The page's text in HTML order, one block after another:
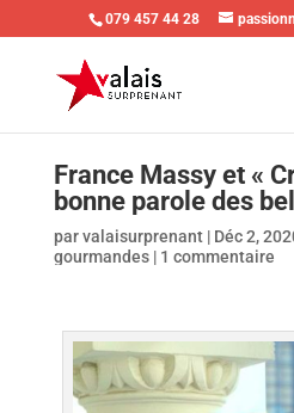
079 457 44 28
France Massy et «
bonne parole des
parvalaisurprenant| Déc 2,
gourmandes| 1 commentaire